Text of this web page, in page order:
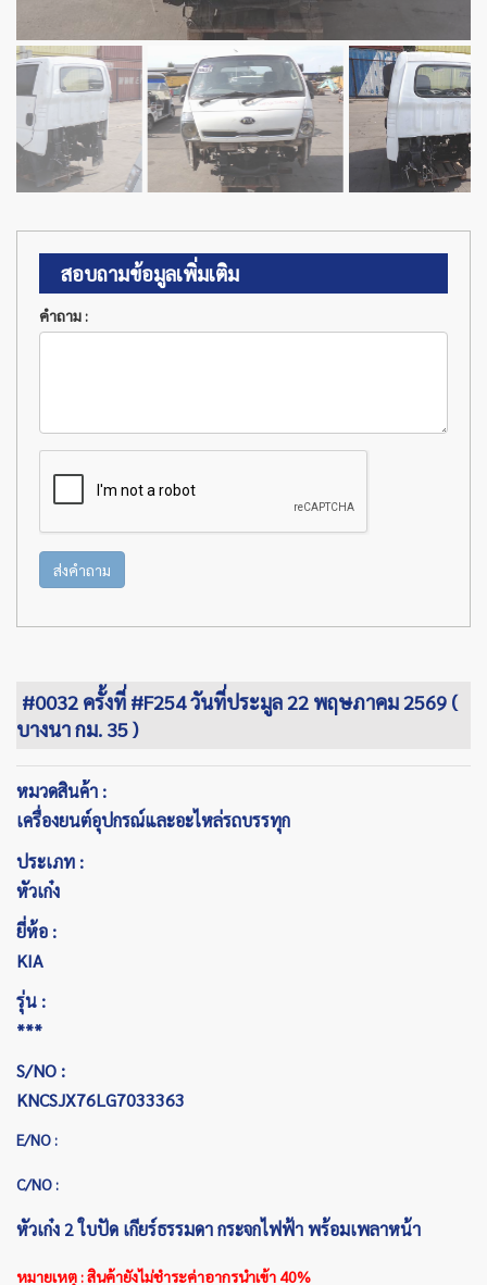
สอบถามข้อมูลเพิ่มเติม
คำถาม :
ส่งคำถาม
#0032 ครั้งที่ #F254 วันที่ประมูล 22 พฤษภาคม 2569 (
บางนา กม. 35 )
หมวดสินค้า :
เครื่องยนต์อุปกรณ์และอะไหล่รถบรรทุก
ประเภท :
หัวเก๋ง
ยี่ห้อ :
KIA
รุ่น :
***
S/NO :
KNCSJX76LG7033363
E/NO :
C/NO :
หัวเก๋ง 2 ใบปัด เกียร์ธรรมดา กระจกไฟฟ้า พร้อมเพลาหน้า
หมายเหตุ : สินค้ายังไม่ชำระค่าอากรนำเข้า 40%